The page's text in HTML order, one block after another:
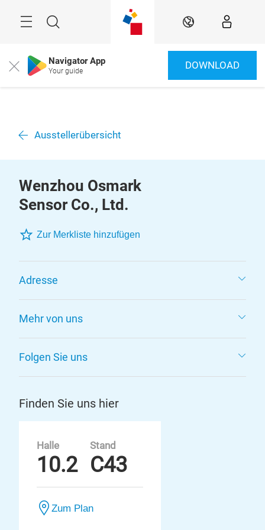
Suche DE
Close Navigator App
Your guide DOWNLOAD
Ausstellerübersicht
Wenzhou Osmark
Sensor Co., Ltd.
Zur Merkliste hinzufügen
Adresse
Mehr von uns
Folgen Sie uns
Finden Sie uns hier
Halle
10.2
Stand
C43
Zum Plan